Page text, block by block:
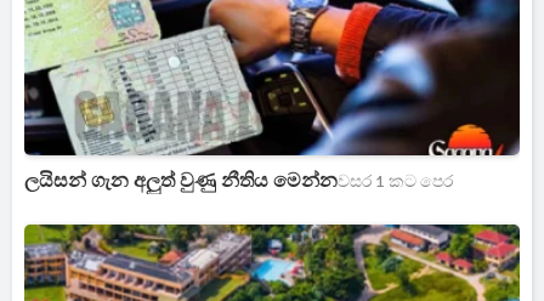
ලයිසන් ගැන අලුත් වුණු නීතිය මෙන්නවසර 1 කට පෙර